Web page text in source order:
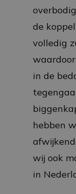
de
volledig
in de
hebben
wij ook
in